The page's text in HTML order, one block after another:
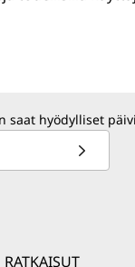
saat hyödylliset
RATKAISUT